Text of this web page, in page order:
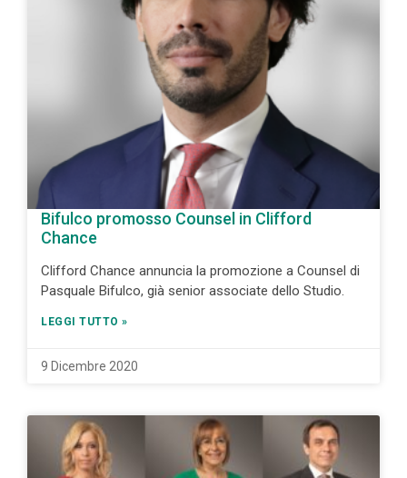
Bifulco promosso Counsel in Clifford
Chance
Clifford Chance annuncia la promozione a Counsel di
Pasquale Bifulco, già senior associate dello Studio.
LEGGI TUTTO »
9 Dicembre 2020